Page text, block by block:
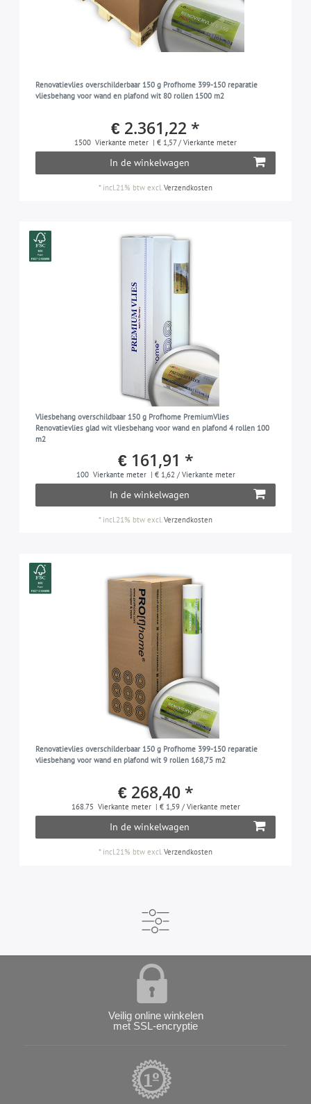
Renovatievlies overschilderbaar 150 g Profhome 399-150 reparatie
vliesbehang voor wand en plafond wit 80 rollen 1500 m2
€ 2.361,22 *
1500 Vierkante meter | € 1,57 / Vierkante meter
In de winkelwagen
* incl.21% btw excl. Verzendkosten
Vliesbehang overschildbaar 150 g Profhome PremiumVlies
Renovatievlies glad wit vliesbehang voor wand en plafond 4 rollen 100
m2
€ 161,91 *
100 Vierkante meter | € 1,62 / Vierkante meter
In de winkelwagen
* incl.21% btw excl.Verzendkosten
Renovatievlies overschilderbaar 150 g Profhome 399-150 reparatie
vliesbehang voor wand en plafond wit 9 rollen 168,75 m2
€ 268,40 *
168.75 Vierkante meter | € 1,59 / Vierkante meter
In de winkelwagen
* incl.21% btw excl.Verzendkosten
Veilig online winkelen
met SSL-encryptie